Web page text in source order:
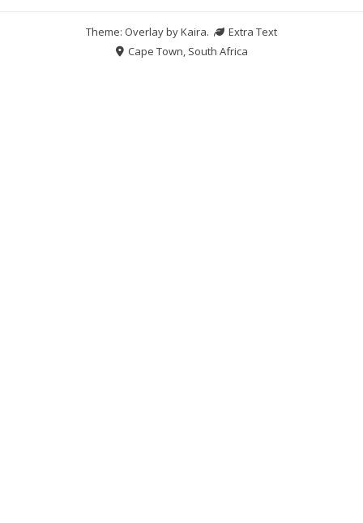
Theme: Overlay byKaira.
Extra Text
Cape Town, South Africa